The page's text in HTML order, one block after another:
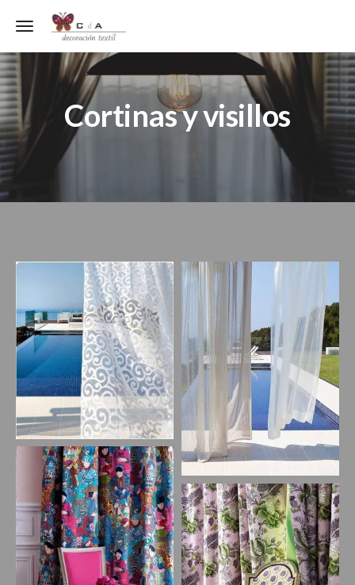
Toggle navigation
Cortinas y visillos